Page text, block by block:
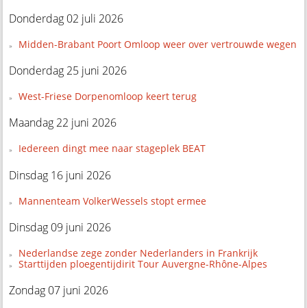
Donderdag 02 juli 2026
Midden-Brabant Poort Omloop weer over vertrouwde wegen
Donderdag 25 juni 2026
West-Friese Dorpenomloop keert terug
Maandag 22 juni 2026
Iedereen dingt mee naar stageplek BEAT
Dinsdag 16 juni 2026
Mannenteam VolkerWessels stopt ermee
Dinsdag 09 juni 2026
Nederlandse zege zonder Nederlanders in Frankrijk
Starttijden ploegentijdirit Tour Auvergne-Rhône-Alpes
Zondag 07 juni 2026